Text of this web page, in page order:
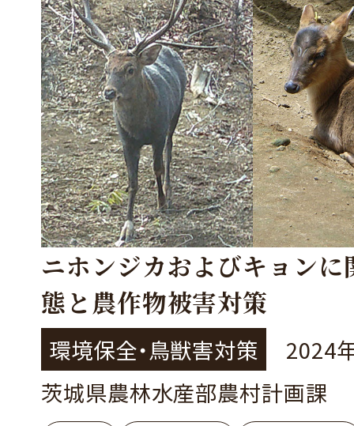
ニホンジカおよびキョンに
態と農作物被害対策
環境保全・鳥獣害対策
2024
茨城県農林水産部農村計画課